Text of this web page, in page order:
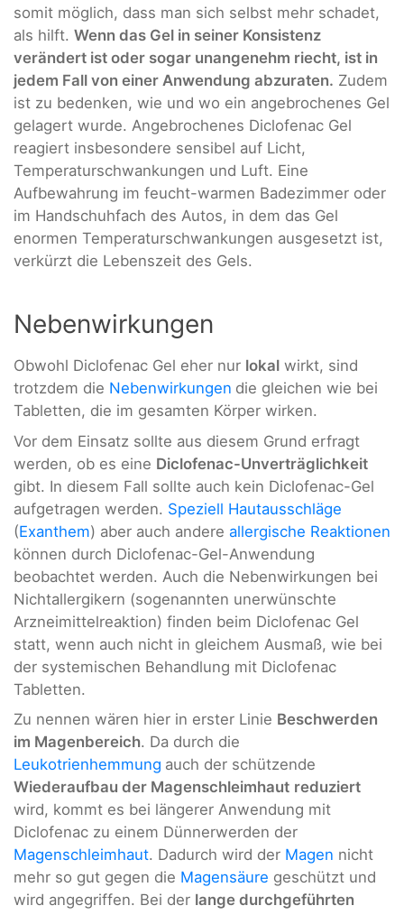
somit möglich, dass man sich selbst mehr schadet,
als hilft. Wenn das Gel in seiner Konsistenz
verändert ist oder sogar unangenehm riecht, ist in
jedem Fall von einer Anwendung abzuraten. Zudem
ist zu bedenken, wie und wo ein angebrochenes Gel
gelagert wurde. Angebrochenes Diclofenac Gel
reagiert insbesondere sensibel auf Licht,
Temperaturschwankungen und Luft. Eine
Aufbewahrung im feucht-warmen Badezimmer oder
im Handschuhfach des Autos, in dem das Gel
enormen Temperaturschwankungen ausgesetzt ist,
verkürzt die Lebenszeit des Gels.
Nebenwirkungen
Obwohl Diclofenac Gel eher nur lokal wirkt, sind
trotzdem die Nebenwirkungen die gleichen wie bei
Tabletten, die im gesamten Körper wirken.
Vor dem Einsatz sollte aus diesem Grund erfragt
werden, ob es eine Diclofenac-Unverträglichkeit
gibt. In diesem Fall sollte auch kein Diclofenac-Gel
aufgetragen werden. Speziell Hautausschläge
(Exanthem) aber auch andere allergische Reaktionen
können durch Diclofenac-Gel-Anwendung
beobachtet werden. Auch die Nebenwirkungen bei
Nichtallergikern (sogenannten unerwünschte
Arzneimittelreaktion) finden beim Diclofenac Gel
statt, wenn auch nicht in gleichem Ausmaß, wie bei
der systemischen Behandlung mit Diclofenac
Tabletten.
Zu nennen wären hier in erster Linie Beschwerden
im Magenbereich. Da durch die
Leukotrienhemmung auch der schützende
Wiederaufbau der Magenschleimhaut reduziert
wird, kommt es bei längerer Anwendung mit
Diclofenac zu einem Dünnerwerden der
Magenschleimhaut. Dadurch wird der Magen nicht
mehr so gut gegen die Magensäure geschützt und
wird angegriffen. Bei der lange durchgeführten